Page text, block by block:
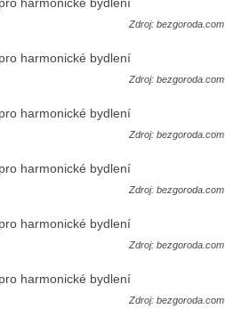
Zdroj: bezgoroda.com
Zdroj: bezgoroda.com
Zdroj: bezgoroda.com
Zdroj: bezgoroda.com
Zdroj: bezgoroda.com
Zdroj: bezgoroda.com